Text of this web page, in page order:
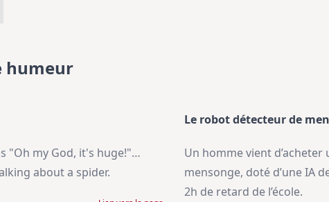
humeur
"Oh my God, it's huge!"…
about a spider.
Le robot détecteur de
Un homme vient
mensonge, doté d’une IA
2h de retard de l’école.